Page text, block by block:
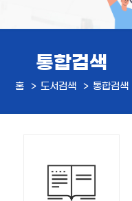
통합검색
홈 도서검색 통합검색